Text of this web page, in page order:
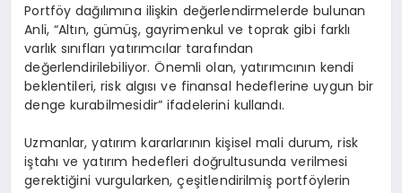
Portföy dağılımına ilişkin değerlendirmelerde bulunan
Anli, “Altın, gümüş, gayrimenkul ve toprak gibi farklı
varlık sınıfları yatırımcılar tarafından
değerlendirilebiliyor. Önemli olan, yatırımcının kendi
beklentileri, risk algısı ve finansal hedeflerine uygun bir
denge kurabilmesidir” ifadelerini kullandı.
Uzmanlar, yatırım kararlarının kişisel mali durum, risk
iştahı ve yatırım hedefleri doğrultusunda verilmesi
gerektiğini vurgularken, çeşitlendirilmiş portföylerin